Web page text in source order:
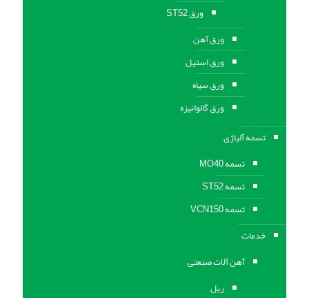
ورق ST52
ورق آهن
ورق استیل
ورق سیاه
ورق گالوانیزه
تسمه آلیاژی
تسمه MO40
تسمه ST52
تسمه VCN150
خدمات
آهن آلات صنعتی
ریل